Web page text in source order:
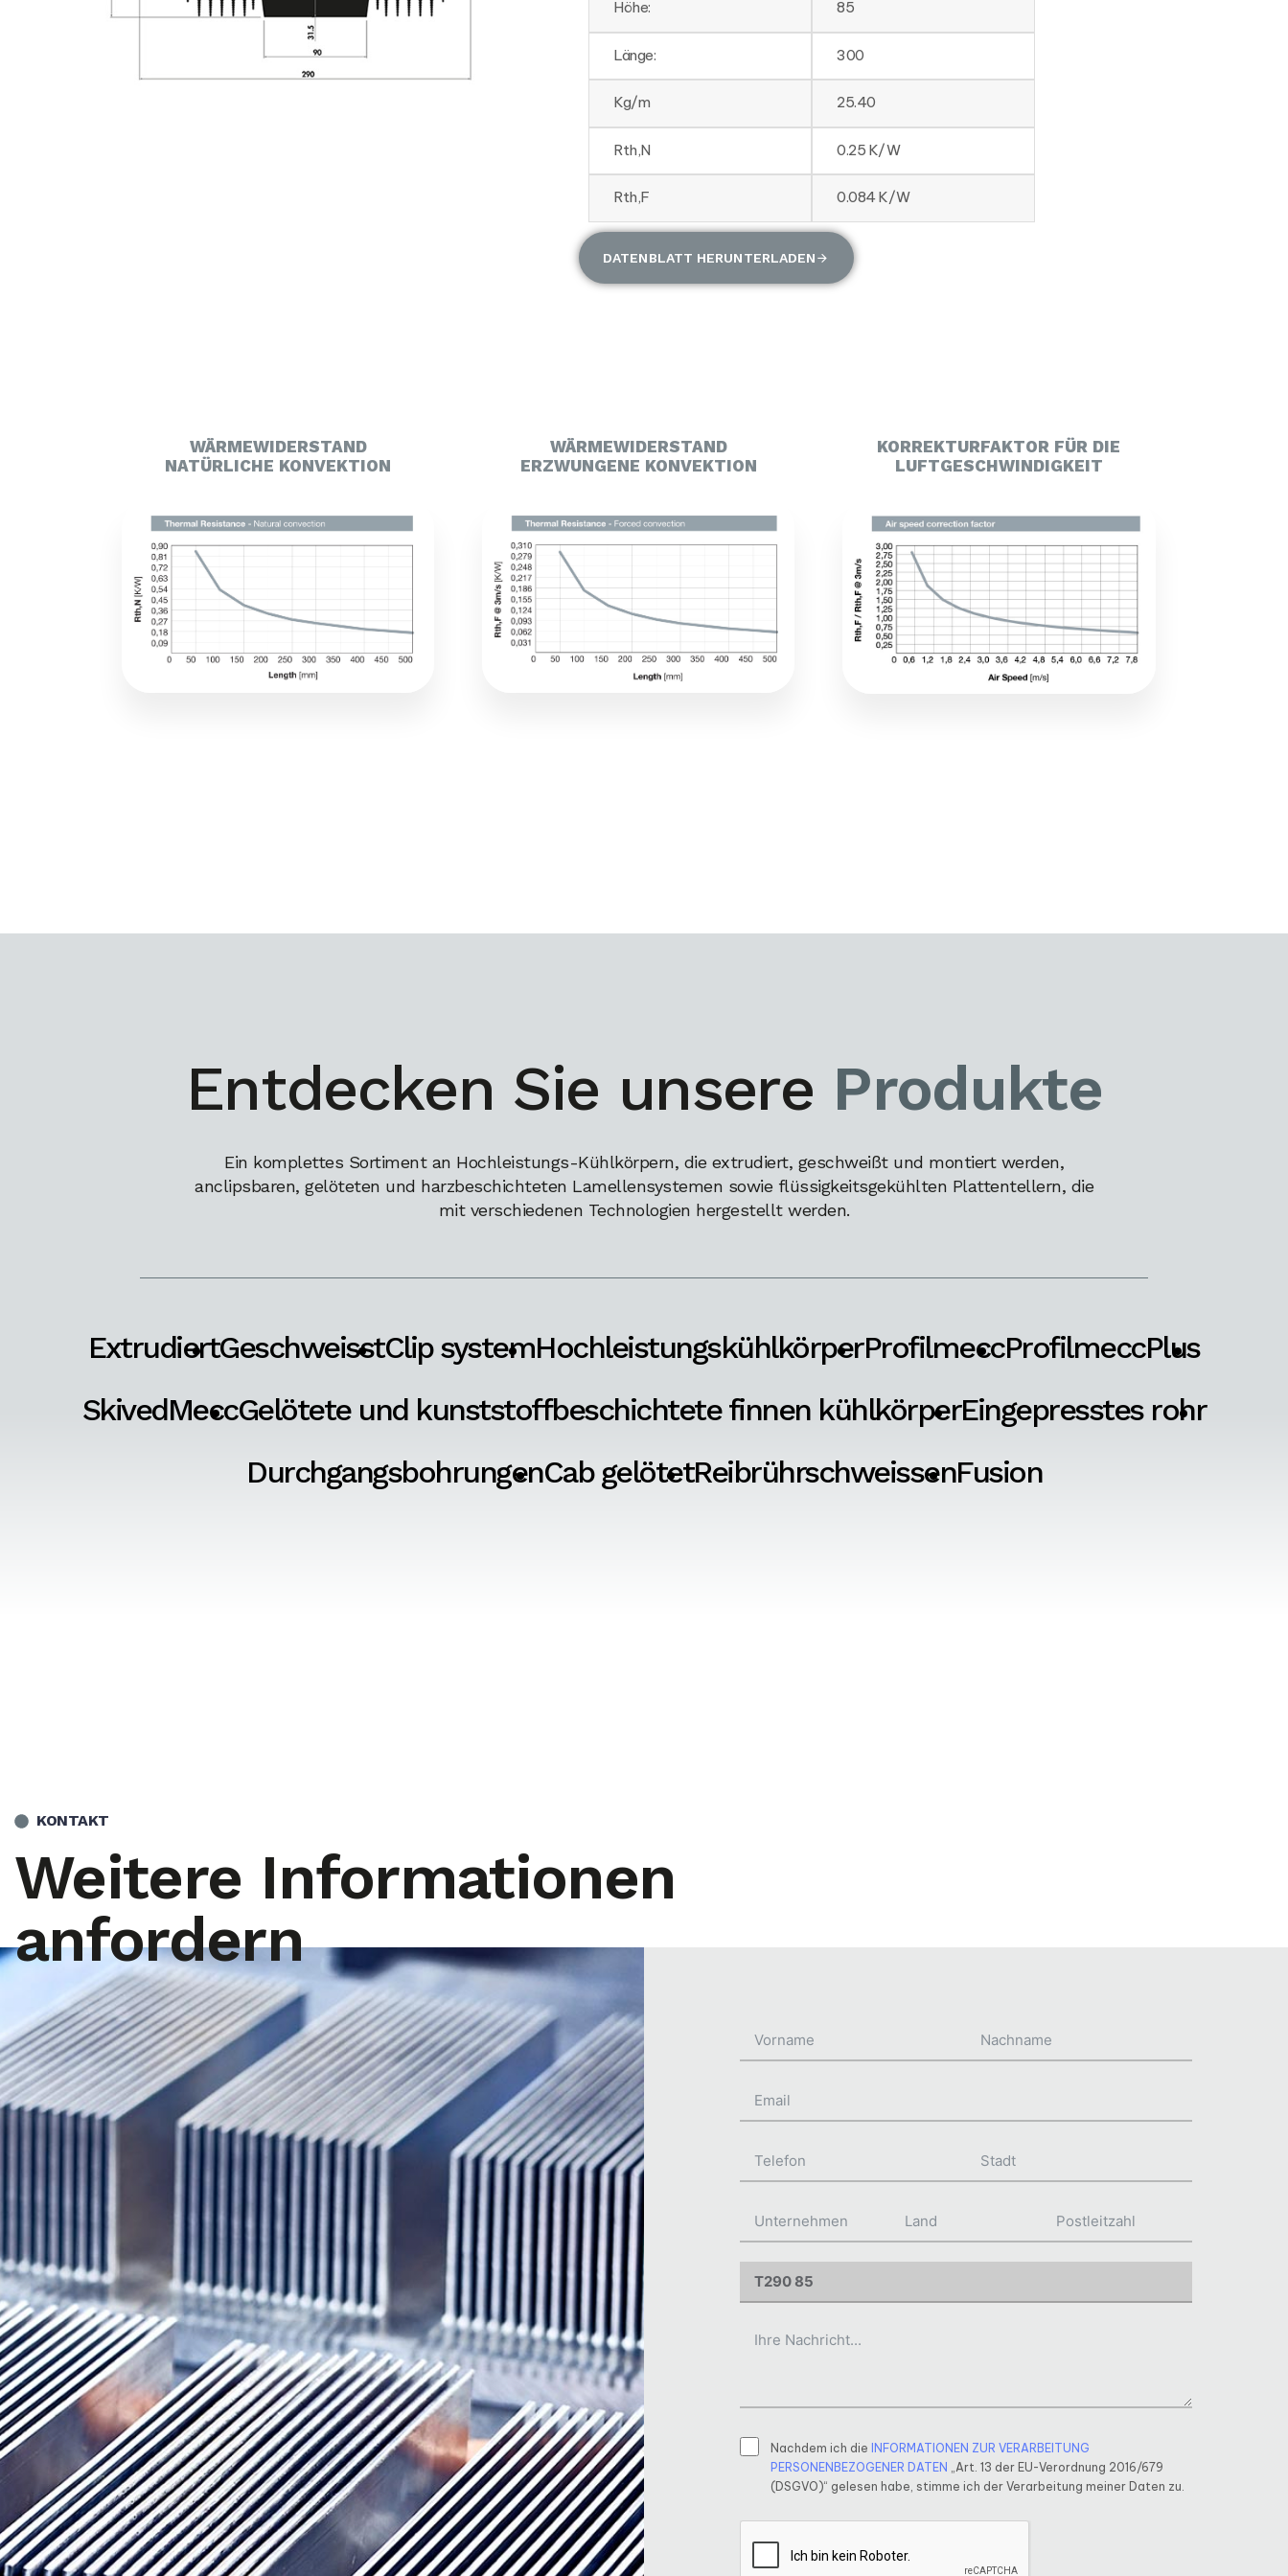
Höhe: 85
Länge: 300
Kg/m 25.40
Rth,N 0.25 K/W
Rth,F 0.084 K/W
DATENBLATT HERUNTERLADEN
WÄRMEWIDERSTAND
NATÜRLICHE KONVEKTION
WÄRMEWIDERSTAND
ERZWUNGENE KONVEKTION
KORREKTURFAKTOR FÜR DIE
LUFTGESCHWINDIGKEIT
Entdecken Sie unsere Produkte
Ein komplettes Sortiment an Hochleistungs-Kühlkörpern, die extrudiert, geschweißt und montiert werden,
anclipsbaren, gelöteten und harzbeschichteten Lamellensystemen sowie flüssigkeitsgekühlten Plattentellern, die
mit verschiedenen Technologien hergestellt werden.
ExtrudiertGeschweisstClip systemHochleistungskühlkörperProfilmeccProfilmeccPlus
SkivedMeccGelötete und kunststoffbeschichtete finnen kühlkörperEingepresstes rohr
DurchgangsbohrungenCab gelötetReibrührschweissenFusion
KONTAKT
Weitere Informationen
anfordern
Nachdem ich die INFORMATIONEN ZUR VERARBEITUNG
PERSONENBEZOGENER DATEN
„Art. 13 der EU-Verordnung 2016/679
(DSGVO)“ gelesen habe, stimme ich der Verarbeitung meiner Daten zu.